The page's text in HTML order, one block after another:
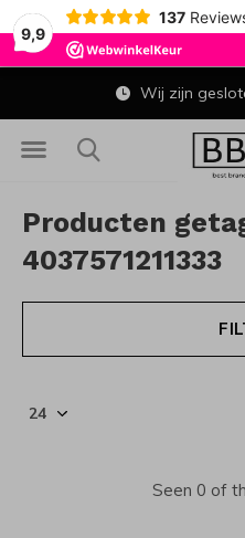
9,9
137
Wij zijn
Producten
4037571211333
Seen 0 of